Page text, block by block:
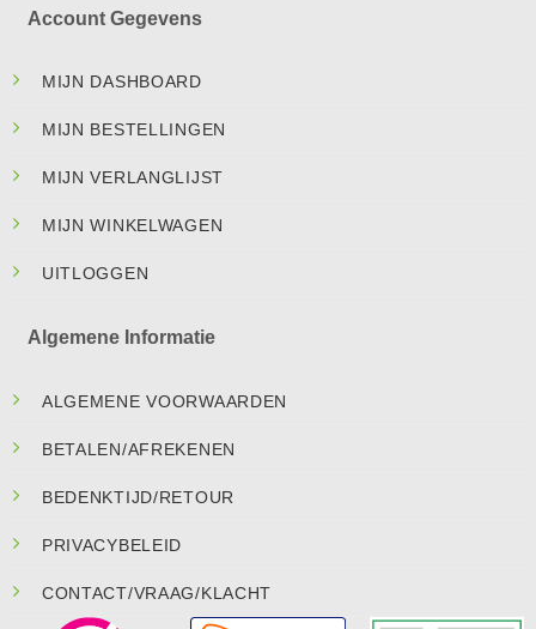
Account Gegevens
MIJN DASHBOARD
MIJN BESTELLINGEN
MIJN VERLANGLIJST
MIJN WINKELWAGEN
UITLOGGEN
Algemene Informatie
ALGEMENE VOORWAARDEN
BETALEN/AFREKENEN
BEDENKTIJD/RETOUR
PRIVACYBELEID
CONTACT/VRAAG/KLACHT